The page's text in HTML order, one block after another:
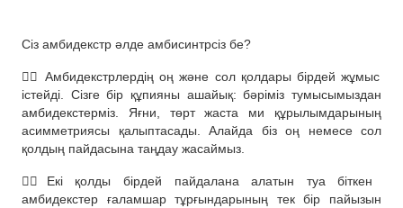
Сіз амбидекстр әлде амбисинтрсіз бе?
🖐🏻 Амбидекстрлердің оң және сол қолдары бірдей жұмыс
істейді. Сізге бір құпияны ашайық: бәріміз тумысымыздан
амбидекстерміз. Яғни, төрт жаста ми құрылымдарының
асимметриясы қалыптасады. Алайда біз оң немесе сол
қолдың пайдасына таңдау жасаймыз.
☝🏻Екі қолды бірдей пайдалана алатын туа біткен
амбидекстер ғаламшар тұрғындарының тек бір пайызын